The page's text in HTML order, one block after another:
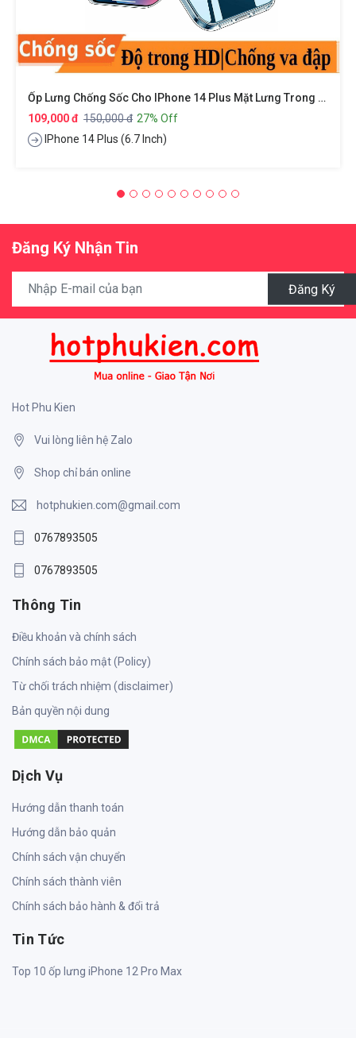
Ốp Lưng Chống Sốc Cho IPhone 14 Plus Mặt Lưng Trong Suốt Siêu Mỏng 0.8mm Hiệu X-Level Sparkling Series
109,000 đ 150,000 đ 27% Off
IPhone 14 Plus (6.7 Inch)
Đăng Ký Nhận Tin
Đăng Ký
Hot Phu Kien
Vui lòng liên hệ Zalo
Shop chỉ bán online
hotphukien.com@gmail.com
0767893505
0767893505
Thông Tin
Điều khoản và chính sách
Chính sách bảo mật (Policy)
Từ chối trách nhiệm (disclaimer)
Bản quyền nội dung
Dịch Vụ
Hướng dẫn thanh toán
Hướng dẫn bảo quản
Chính sách vận chuyển
Chính sách thành viên
Chính sách bảo hành & đổi trả
Tin Tức
Top 10 ốp lưng iPhone 12 Pro Max